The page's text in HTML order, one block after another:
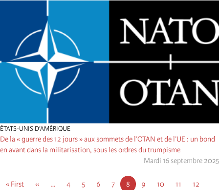
ÉTATS-UNIS D’AMÉRIQUE
De la « guerre des 12 jours » aux sommets de l’OTAN et de l’UE : un bond
en avant dans la militarisation, sous les ordres du trumpisme
Mardi 16 septembre 2025
First
« First
Page
‹‹ … Page
4 Page
5 Page
6 Page
7
Page
8 Page
9 Page
10 Page
11 Page
12